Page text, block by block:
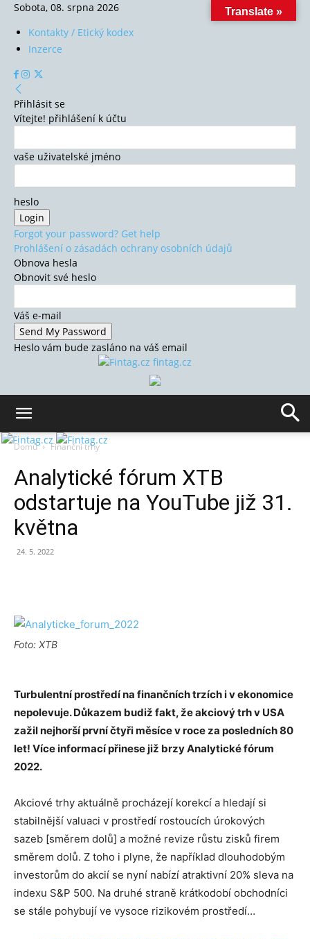
Sobota, 08. srpna 2026
Kontakty / Etický kodex
Inzerce
Přihlásit se
Vítejte! přihlášení k účtu
vaše uživatelské jméno
heslo
Forgot your password? Get help
Prohlášení o zásadách ochrany osobních údajů
Obnova hesla
Obnovit své heslo
Váš e-mail
Heslo vám bude zasláno na váš email
fintag.cz
Domů Finanční trhy
Analytické fórum XTB
odstartuje na YouTube již 31.
května
24. 5. 2022
Foto: XTB
Turbulentní prostředí na finančních trzích i v ekonomice
nepolevuje. Důkazem budiž fakt, že akciový trh v USA
zažil nejhorší první čtyři měsíce v roce za posledních 80
let! Více informací přinese již brzy Analytické fórum
2022.
Akciové trhy aktuálně procházejí korekcí a hledají si
stabilnější valuaci v prostředí rostoucích úrokových
sazeb [směrem dolů] a možné revize růstu zisků firem
směrem dolů. Z toho i plyne, že například dlouhodobým
investorům do akcií se nyní nabízí atraktivní 20% sleva na
indexu S&P 500. Na druhé straně krátkodobí obchodníci
se stále pohybují ve vysoce rizikovém prostředí…
Translate »